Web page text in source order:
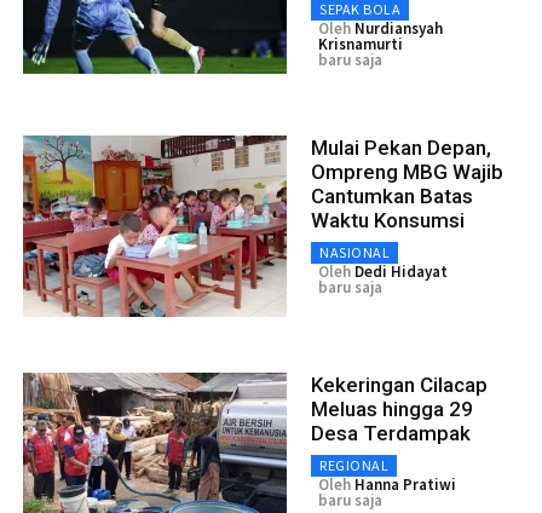
SEPAK BOLA
Oleh Nurdiansyah
Krisnamurti
baru saja
Mulai Pekan Depan,
Ompreng MBG Wajib
Cantumkan Batas
Waktu Konsumsi
NASIONAL
Oleh Dedi Hidayat
baru saja
Kekeringan Cilacap
Meluas hingga 29
Desa Terdampak
REGIONAL
Oleh Hanna Pratiwi
baru saja